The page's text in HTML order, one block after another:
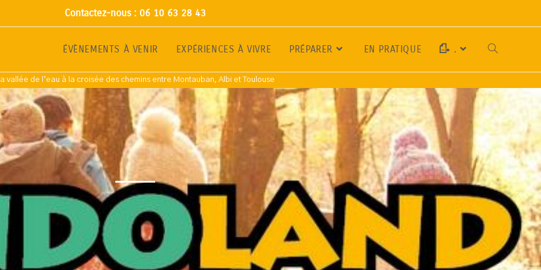
Contactez-nous : 06 10 63 28 43
ÉVÈNEMENTS À VENIR EXPÉRIENCES À VIVRE PRÉPARER EN PRATIQUE .
vallée de l’eau à la croisée des chemins entre Montauban, Albi et Toulouse